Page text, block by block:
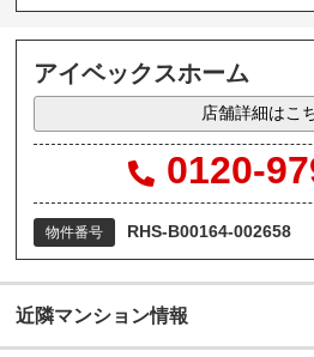
アイベックスホーム
店舗詳細はこ
0120-
物件番号 RHS-B00164-002658
近隣マンション情報